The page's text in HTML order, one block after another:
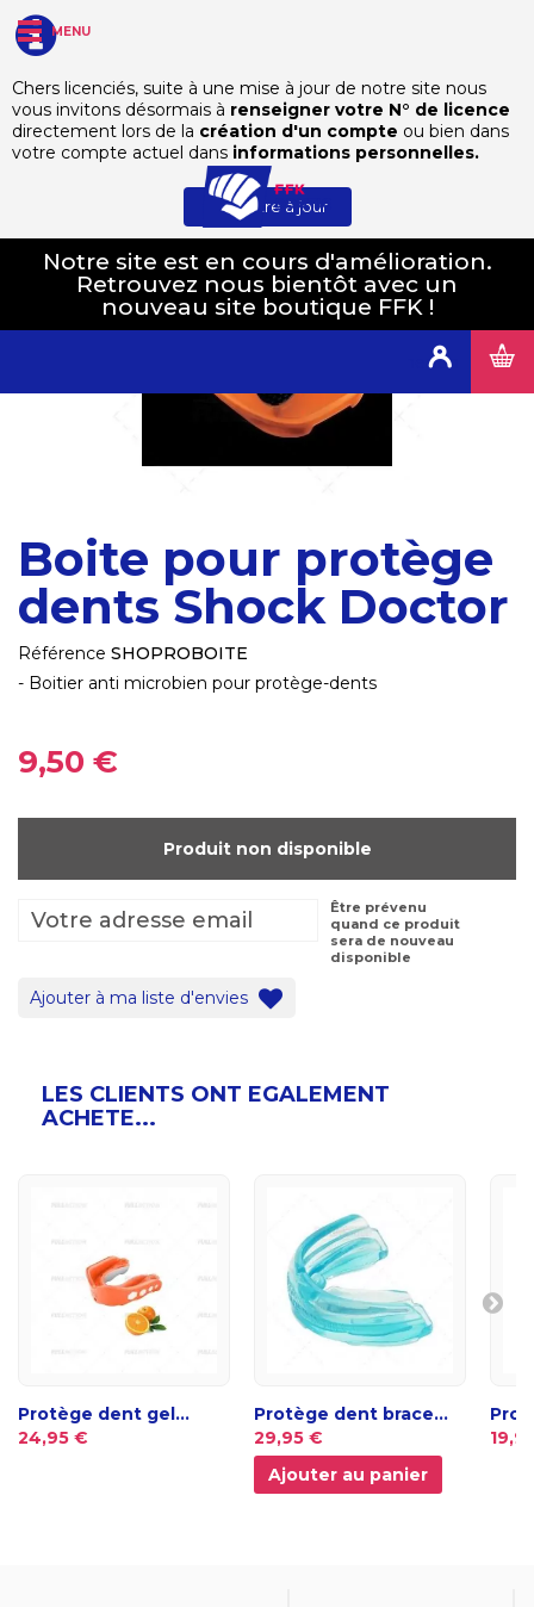
MENU
Chers licenciés, suite à une mise à jour de notre site nous
vous invitons désormais à renseigner votre N° de licence
directement lors de la création d'un compte ou bien dans
votre compte actuel dans informations personnelles.
Mettre à jour
Notre site est en cours d'amélioration.
Retrouvez nous bientôt avec un
nouveau site boutique FFK !
Connexion
Karaté Protections Boite pour protège dents Shock Doctor
Boite pour protège
dents Shock Doctor
Référence SHOPROBOITE
- Boitier anti microbien pour protège-dents
9,50 €
Produit non disponible
Être prévenu
quand ce produit
sera de nouveau
disponible
Ajouter à ma liste d'envies
LES CLIENTS ONT EGALEMENT
ACHETE...
Protège dent gel...
24,95 €
Protège dent brace...
29,95 €
Ajouter au panier